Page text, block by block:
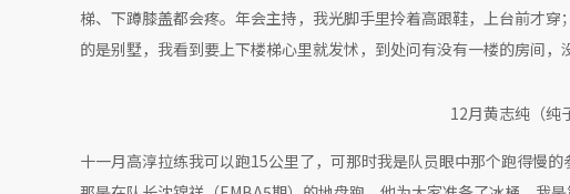
梯、下蹲膝盖都会疼。年会主持，我光脚手里拎着高跟鞋，上台前才
的是别墅，我看到要上下楼梯心里就发怵，到处问有没有一楼的房间，
12月黄志纯（纯
十一月高淳拉练我可以跑15公里了，可那时我是队员眼中那个跑得慢